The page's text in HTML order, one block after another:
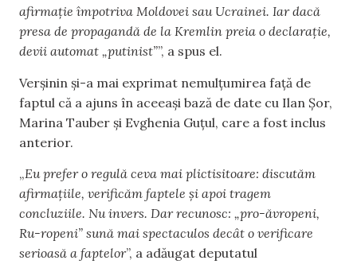
afirmație împotriva Moldovei sau Ucrainei. Iar dacă
presa de propagandă de la Kremlin preia o declarație,
devii automat „putinist””, a spus el.
Verșinin și-a mai exprimat nemulțumirea față de
faptul că a ajuns în aceeași bază de date cu Ilan Șor,
Marina Tauber și Evghenia Guțul, care a fost inclus
anterior.
„Eu prefer o regulă ceva mai plictisitoare: discutăm
afirmațiile, verificăm faptele și apoi tragem
concluziile. Nu invers. Dar recunosc: „pro-ăvropeni,
Ru-ropeni” sună mai spectaculos decât o verificare
serioasă a faptelor”, a adăugat deputatul